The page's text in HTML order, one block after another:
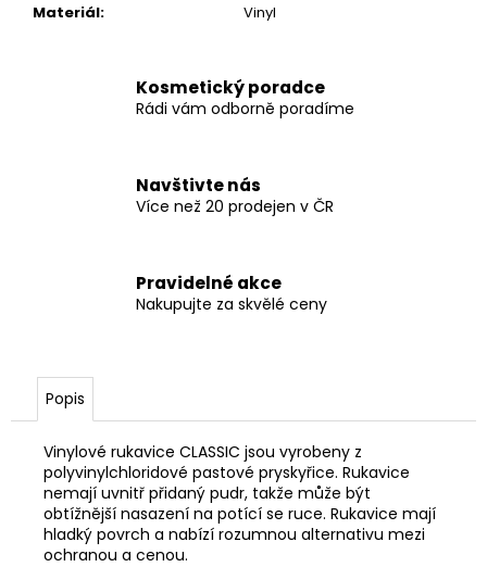
Materiál: Vinyl
Kosmetický poradce
Rádi vám odborně poradíme
Navštivte nás
Více než 20 prodejen v ČR
Pravidelné akce
Nakupujte za skvělé ceny
Popis
Vinylové rukavice CLASSIC jsou vyrobeny z
polyvinylchloridové pastové pryskyřice. Rukavice
nemají uvnitř přidaný pudr, takže může být
obtížnější nasazení na potící se ruce. Rukavice mají
hladký povrch a nabízí rozumnou alternativu mezi
ochranou a cenou.